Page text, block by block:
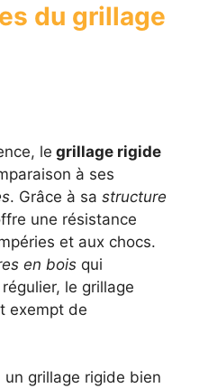
du grillage
le grillage rigide
à ses
. Grâce à sa structure
une résistance
et aux chocs.
en bois qui
le grillage
exempt de
un grillage rigide bien